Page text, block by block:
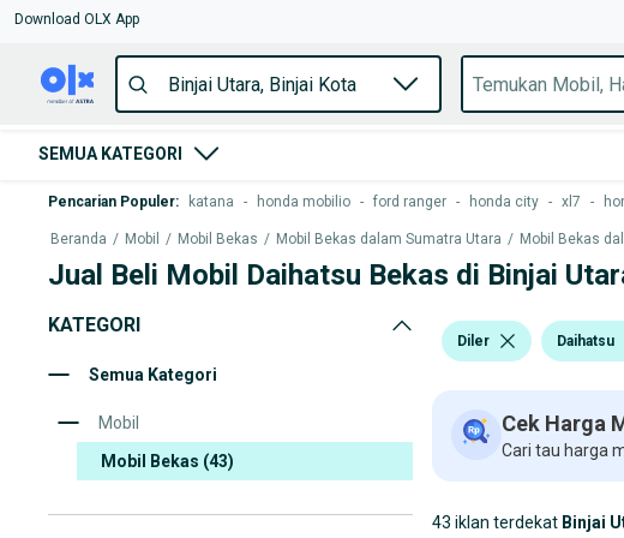
Download OLX App
SEMUA KATEGORI
Pencarian Populer: katana - honda mobilio - ford ranger - honda city - xl7 -
Beranda / Mobil / Mobil Bekas / Mobil Bekas dalam Sumatra Utara / Mobil Bekas
Jual Beli Mobil Daihatsu Bekas di Binjai
KATEGORI
Semua Kategori
Mobil
Mobil Bekas (43)
Diler Daihatsu
Cek Harga
Cari tau harga
43 iklan terdekat Binjai